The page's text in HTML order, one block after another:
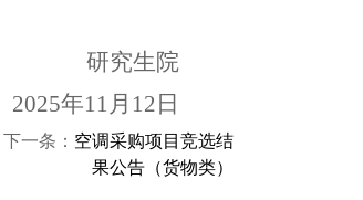
研究生院
2025年11月12日
下一条： 空调采购项目竞选结
果公告（货物类）